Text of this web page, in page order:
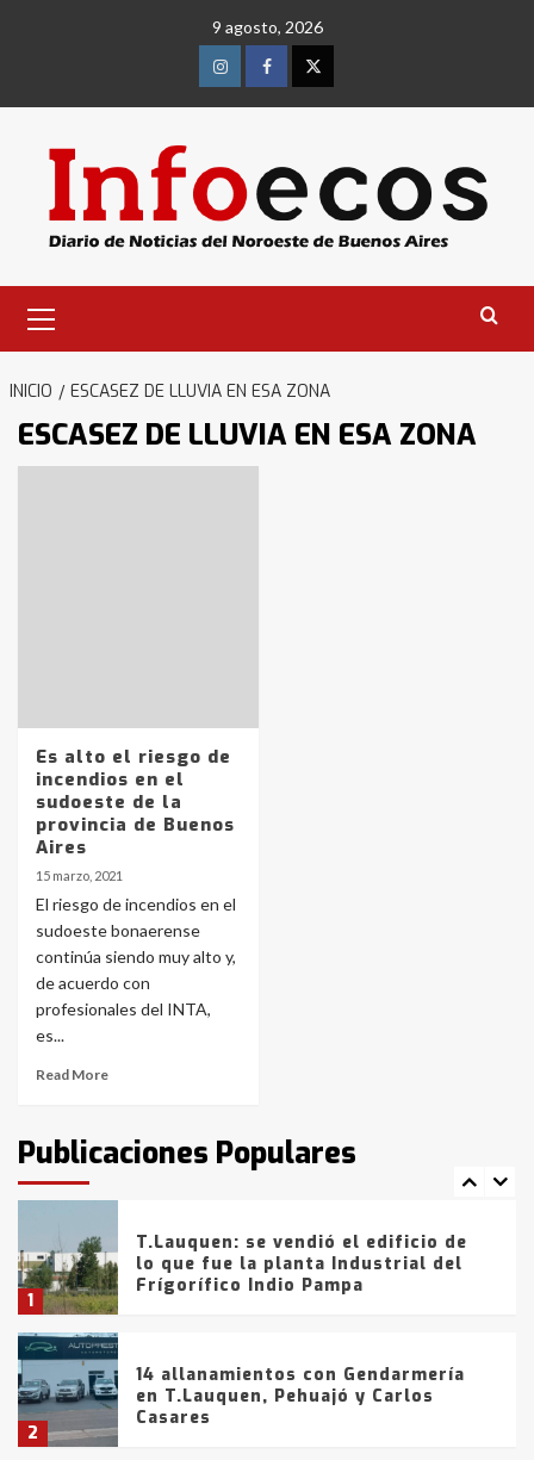
9 agosto, 2026
InstagramFacebookTwitter
primario
INICIO ESCASEZ DE LLUVIA EN ESA ZONA
ESCASEZ DE LLUVIA EN ESA ZONA
Es alto el riesgo de
incendios en el
sudoeste de la
provincia de Buenos
Aires
15 marzo, 2021
El riesgo de incendios en el
sudoeste bonaerense
continúa siendo muy alto y,
de acuerdo con
profesionales del INTA,
es...
Read More
Publicaciones Populares
4
Accidente en Ruta 5: falleció un
joven de Trenque Lauquen
5
6
La Bolsa de Cereales de Bahía
Blanca anticipa que Agosto vendrá
con lluvias y heladas, en gran parte
fueron detenidos por
comercialización de drogas en la
tarde del sábado
1
T.Lauquen: se vendió el edificio de
lo que fue la planta Industrial del
Frígorífico Indio Pampa
2
14 allanamientos con Gendarmería
en T.Lauquen, Pehuajó y Carlos
Casares